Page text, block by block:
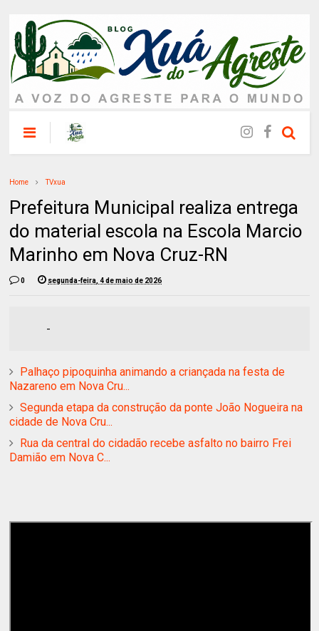
Home TVxua
Prefeitura Municipal realiza entrega
do material escola na Escola Marcio
Marinho em Nova Cruz-RN
0 segunda-feira, 4 de maio de 2026
-
Palhaço pipoquinha animando a criançada na festa de
Nazareno em Nova Cru...
Segunda etapa da construção da ponte João Nogueira na
cidade de Nova Cru...
Rua da central do cidadão recebe asfalto no bairro Frei
Damião em Nova C...